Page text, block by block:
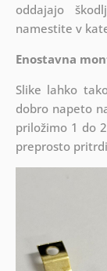
oddajajo
namestite v
Enostavna
Slike lahko
dobro napeto
priložimo 1 do
preprosto